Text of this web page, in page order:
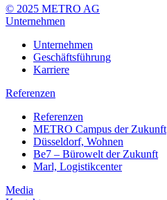
© 2025 METRO AG
Unternehmen
Unternehmen
Geschäftsführung
Karriere
Referenzen
Referenzen
METRO Campus der Zukunft
Düsseldorf, Wohnen
Be7 – Bürowelt der Zukunft
Marl, Logistikcenter
Media